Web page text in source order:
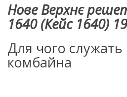
Нове Верхнє
1640 (Кейс 1640)
Для чого
комбайна